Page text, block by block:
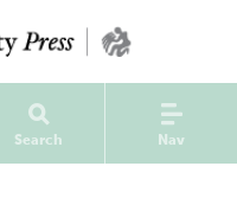
Search Nav